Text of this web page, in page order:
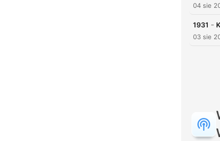
04 sie
1931 -
03 sie